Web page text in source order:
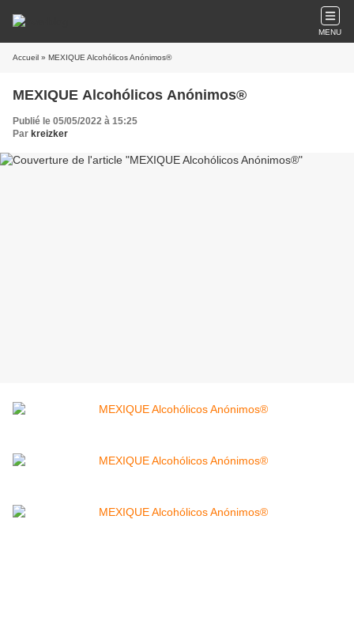
MENU
Accueil » MEXIQUE Alcohólicos Anónimos®
MEXIQUE Alcohólicos Anónimos®
Publié le 05/05/2022 à 15:25
Par kreizker